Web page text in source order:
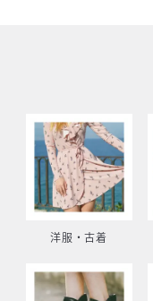
洋服・古着